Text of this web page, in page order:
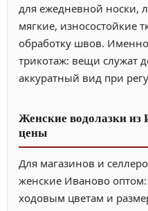
для ежедневной носки,
мягкие, износостойкие
обработку швов.
трикотаж: вещи служат
аккуратный вид при
Женские водолазки из
цены
Для магазинов и
женские Иваново
ходовым цветам и